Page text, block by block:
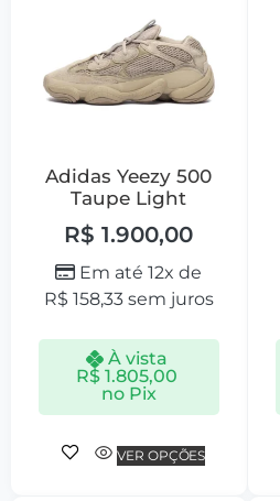
Adidas Yeezy 500
Taupe Light
R$ 1.900,00
Em até 12x de
R$ 158,33sem juros
À vista
R$1.805,00
no Pix
VER OPÇÕES